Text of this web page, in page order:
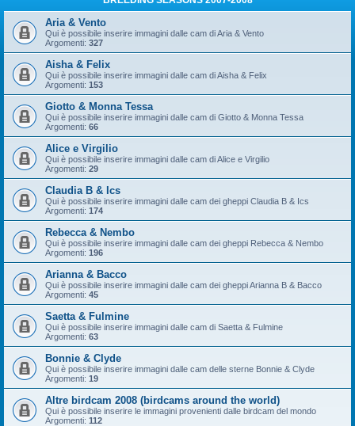
Aria & Vento
Qui è possibile inserire immagini dalle cam di Aria & Vento
Argomenti: 327
Aisha & Felix
Qui è possibile inserire immagini dalle cam di Aisha & Felix
Argomenti: 153
Giotto & Monna Tessa
Qui è possibile inserire immagini dalle cam di Giotto & Monna Tessa
Argomenti: 66
Alice e Virgilio
Qui è possibile inserire immagini dalle cam di Alice e Virgilio
Argomenti: 29
Claudia B & Ics
Qui è possibile inserire immagini dalle cam dei gheppi Claudia B & Ics
Argomenti: 174
Rebecca & Nembo
Qui è possibile inserire immagini dalle cam dei gheppi Rebecca & Nembo
Argomenti: 196
Arianna & Bacco
Qui è possibile inserire immagini dalle cam dei gheppi Arianna B & Bacco
Argomenti: 45
Saetta & Fulmine
Qui è possibile inserire immagini dalle cam di Saetta & Fulmine
Argomenti: 63
Bonnie & Clyde
Qui è possibile inserire immagini dalle cam delle sterne Bonnie & Clyde
Argomenti: 19
Altre birdcam 2008 (birdcams around the world)
Qui è possibile inserire le immagini provenienti dalle birdcam del mondo
Argomenti: 112